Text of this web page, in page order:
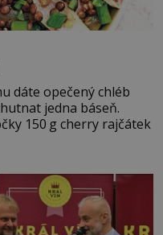
dáte opečený chléb
jedna báseň.